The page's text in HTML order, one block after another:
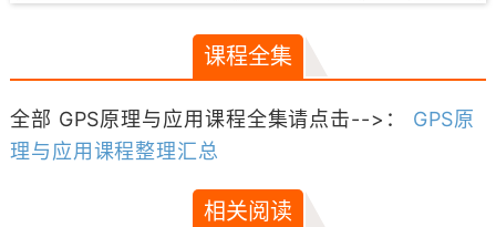
课程全集
全部 GPS原理与应用课程全集请点击-->： GPS原
理与应用课程整理汇总
相关阅读